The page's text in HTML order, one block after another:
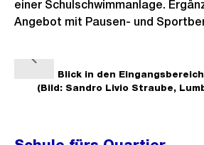
einer Schulschwimmanlage.
Angebot mit Pausen- und
o
Blick in den Eingangsbereich
(Bild: Sandro Livio Straube,